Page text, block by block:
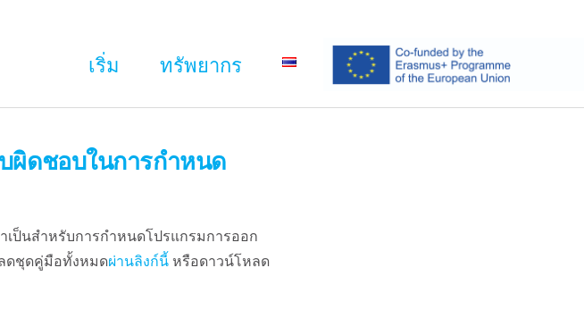
เริ่ม ทรัพยากร
ผิดชอบในการกำหนด
ป็นสำหรับการกำหนดโปรแกรมการออก
ดชุดคู่มือทั้งหมดผ่านลิงก์นี้หรือดาวน์โหลด